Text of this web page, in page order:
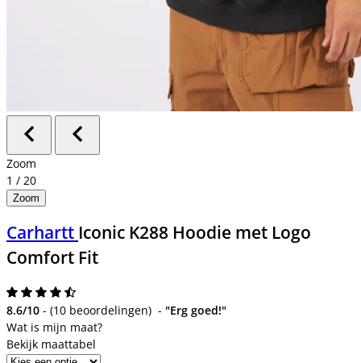
Zoom
1 / 20
Zoom
Carhartt Iconic K288 Hoodie met Logo
Comfort Fit
8.6/10 - (10 beoordelingen) - "Erg goed!"
Bekijk maattabel